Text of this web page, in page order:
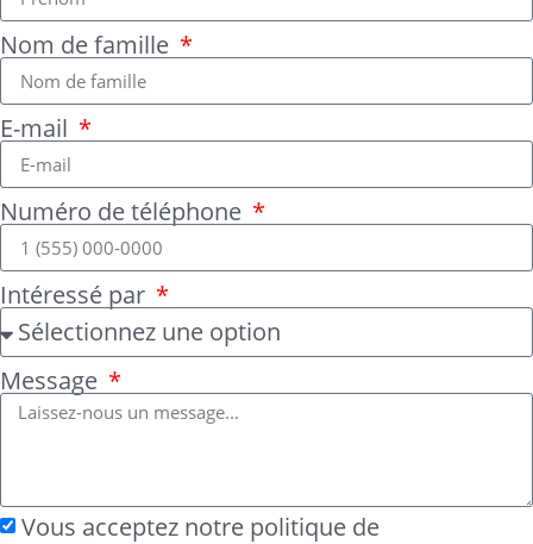
Nom de famille
E-mail
Numéro de téléphone
Intéressé par
Message
Vous acceptez notre politique de